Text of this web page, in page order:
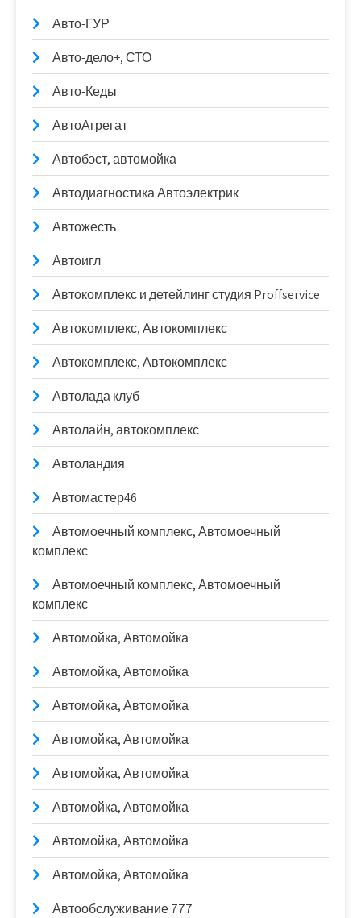
Авто-ГУР
Авто-дело+, СТО
Авто-Кеды
АвтоАгрегат
Автобэст, автомойка
Автодиагностика Автоэлектрик
Автожесть
Автоигл
Автокомплекс и детейлинг студия Proffservice
Автокомплекс, Автокомплекс
Автокомплекс, Автокомплекс
Автолада клуб
Автолайн, автокомплекс
Автоландия
Автомастер46
Автомоечный комплекс, Автомоечный
комплекс
Автомоечный комплекс, Автомоечный
комплекс
Автомойка, Автомойка
Автомойка, Автомойка
Автомойка, Автомойка
Автомойка, Автомойка
Автомойка, Автомойка
Автомойка, Автомойка
Автомойка, Автомойка
Автомойка, Автомойка
Автообслуживание 777